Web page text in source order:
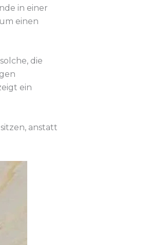
in einer
einen
die
ein
anstatt